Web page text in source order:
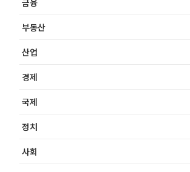
금융
부동산
산업
경제
국제
정치
사회